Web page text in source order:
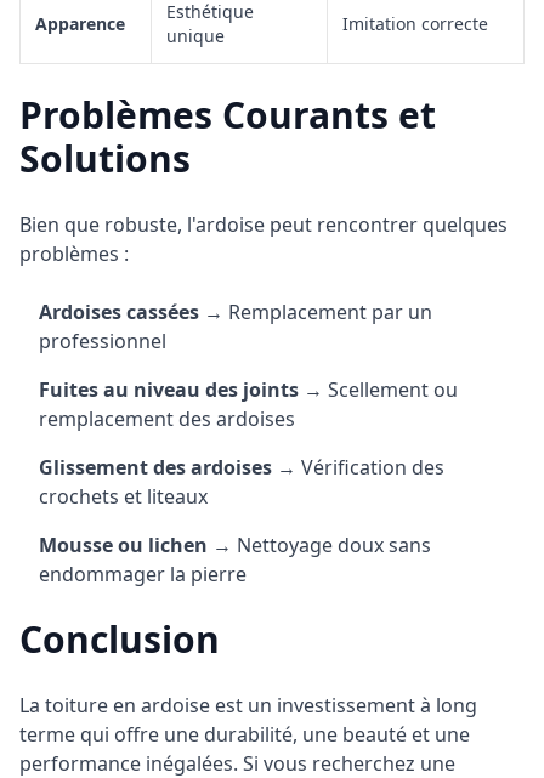
Apparence
Esthétique
unique
Imitation correcte
Problèmes Courants et
Solutions
Bien que robuste, l'ardoise peut rencontrer quelques
problèmes :
Ardoises cassées → Remplacement par un
professionnel
Fuites au niveau des joints → Scellement ou
remplacement des ardoises
Glissement des ardoises → Vérification des
crochets et liteaux
Mousse ou lichen → Nettoyage doux sans
endommager la pierre
Conclusion
La toiture en ardoise est un investissement à long
terme qui offre une durabilité, une beauté et une
performance inégalées. Si vous recherchez une